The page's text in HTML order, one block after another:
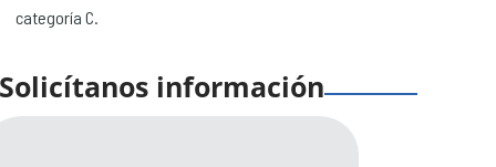
categoría C.
Solicítanos información